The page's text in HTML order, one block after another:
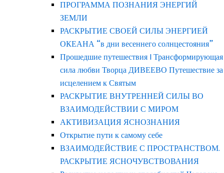
ПРОГРАММА ПОЗНАНИЯ ЭНЕРГИЙ
ЗЕМЛИ
РАСКРЫТИЕ СВОЕЙ СИЛЫ ЭНЕРГИЕЙ
ОКЕАНА “в дни весеннего солнцестояния”
Прошедшие путешествия | Трансформирующая
сила любви Творца ДИВЕЕВО Путешествие за
исцелением к Святым
РАСКРЫТИЕ ВНУТРЕННЕЙ СИЛЫ ВО
ВЗАИМОДЕЙСТВИИ С МИРОМ
АКТИВИЗАЦИЯ ЯСНОЗНАНИЯ
Открытие пути к самому себе
ВЗАИМОДЕЙСТВИЕ С ПРОСТРАНСТВОМ.
РАСКРЫТИЕ ЯСНОЧУВСТВОВАНИЯ